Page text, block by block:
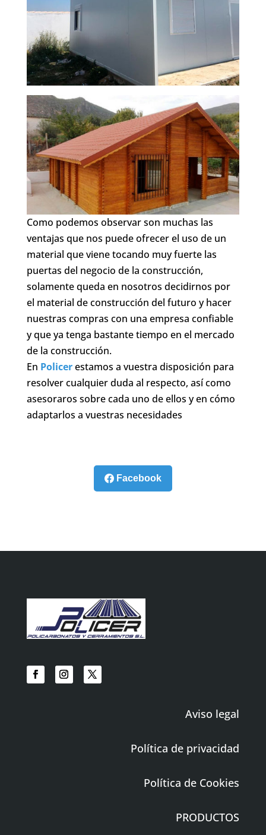
Como podemos observar son muchas las
ventajas que nos puede ofrecer el uso de un
material que viene tocando muy fuerte las
puertas del negocio de la construcción,
solamente queda en nosotros decidirnos por
el material de construcción del futuro y hacer
nuestras compras con una empresa confiable
y que ya tenga bastante tiempo en el mercado
de la construcción.
En Policerestamos a vuestra disposición para
resolver cualquier duda al respecto, así como
asesoraros sobre cada uno de ellos y en cómo
adaptarlos a vuestras necesidades
Facebook
Aviso legal
Política de privacidad
Política de Cookies
PRODUCTOS